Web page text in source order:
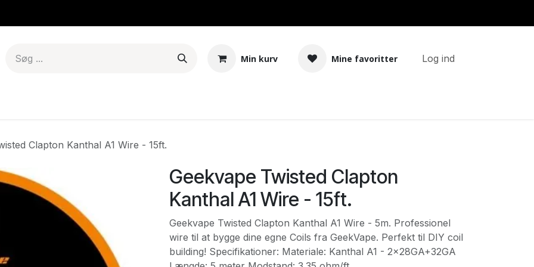
Min kurv Mine favoritter Log ind
Clapton Kanthal A1 Wire - 15ft.
Geekvape Twisted Clapton
Kanthal A1 Wire - 15ft.
Geekvape Twisted Clapton Kanthal A1 Wire - 5m. Professionel
wire til at bygge dine egne Coils fra GeekVape. Perfekt til DIY coil
building! Specifikationer: Materiale: Kanthal A1 - 2x28GA+32GA